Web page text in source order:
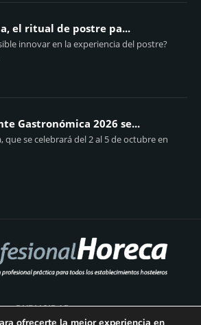
el ritual de postre pa...
innovar en la experiencia del postre?
Gastronómica 2026 se...
que se celebrará del 2 al 5 de octubre en
PUBLICIDAD